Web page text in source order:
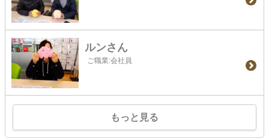
ルンさん
ご職業:会社員
もっと見る